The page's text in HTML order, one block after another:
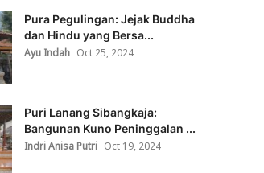
Pura Pegulingan: Jejak Buddha
dan Hindu yang Bersa...
Ayu Indah Oct 25, 2024
Puri Lanang Sibangkaja:
Bangunan Kuno Peninggalan ...
Indri Anisa Putri Oct 19, 2024